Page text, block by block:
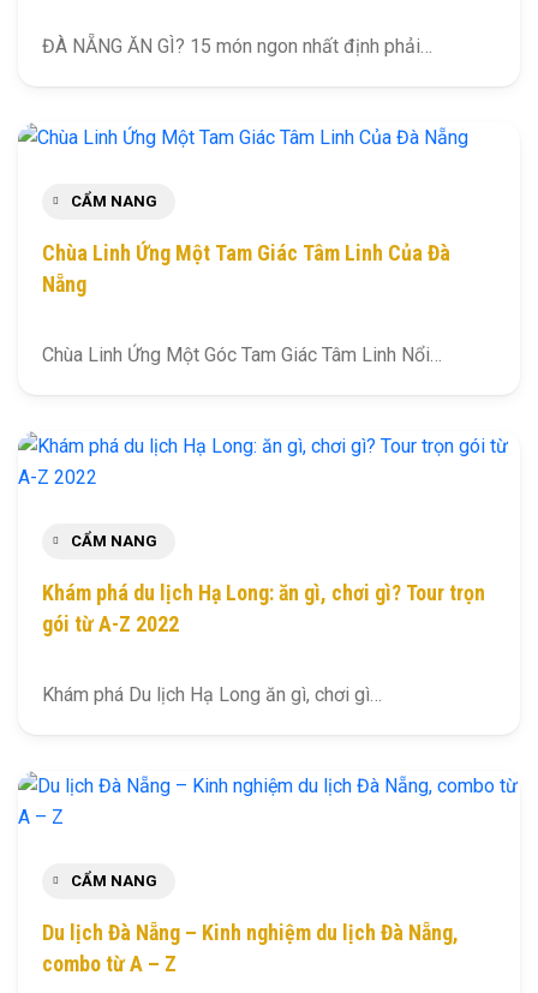
ĐÀ NẴNG ĂN GÌ? 15 món ngon nhất định phải…
CẨM NANG
Chùa Linh Ứng Một Tam Giác Tâm Linh Của Đà
Nẵng
Chùa Linh Ứng Một Góc Tam Giác Tâm Linh Nổi…
CẨM NANG
Khám phá du lịch Hạ Long: ăn gì, chơi gì? Tour trọn
gói từ A-Z 2022
Khám phá Du lịch Hạ Long ăn gì, chơi gì…
CẨM NANG
Du lịch Đà Nẵng – Kinh nghiệm du lịch Đà Nẵng,
combo từ A – Z